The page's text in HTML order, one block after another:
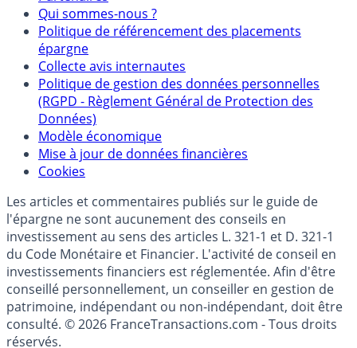
Mentions légales et Conditions d’utilisation
Partenaires
Qui sommes-nous ?
Politique de référencement des placements
épargne
Collecte avis internautes
Politique de gestion des données personnelles
(RGPD - Règlement Général de Protection des
Données)
Modèle économique
Cookies
Les articles et commentaires publiés sur le guide de
l'épargne ne sont aucunement des conseils en
investissement au sens des articles L. 321-1 et D. 321-1
du Code Monétaire et Financier. L'activité de conseil en
investissements financiers est réglementée. Afin d'être
conseillé personnellement, un conseiller en gestion de
patrimoine, indépendant ou non-indépendant, doit être